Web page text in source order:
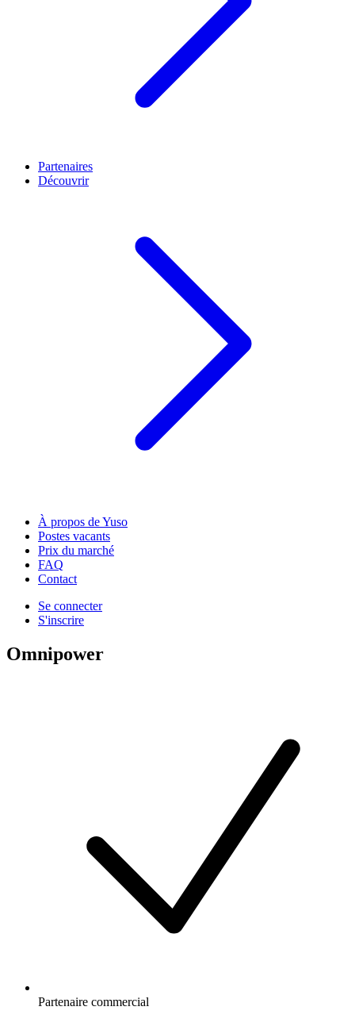
Partenaires
Découvrir
À propos de Yuso
Postes vacants
Prix du marché
FAQ
Contact
Se connecter
S'inscrire
Omnipower
Partenaire commercial